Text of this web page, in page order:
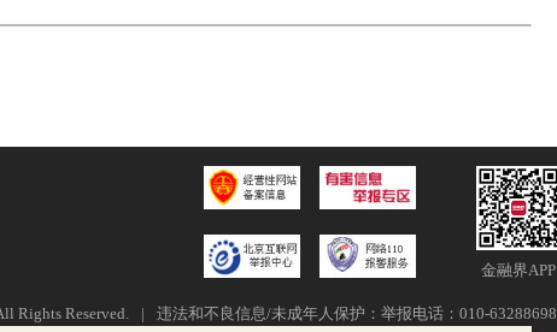
金融界APP
Rights Reserved. | 违法和不良信息/未成年人保护：举报电话：010-63288698